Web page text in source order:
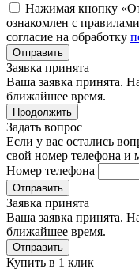
Нажимая кнопку
ознакомлен с правилами
согласие на обработку
Отправить
Заявка принята
Ваша заявка принята.
ближайшее время.
Продолжить
Задать вопрос
Если у вас остались
свой номер телефона и
Номер телефона
Отправить
Заявка принята
Ваша заявка принята.
ближайшее время.
Отправить
Купить в 1 клик